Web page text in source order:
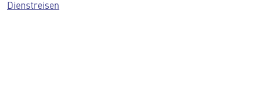
Dienstreisen